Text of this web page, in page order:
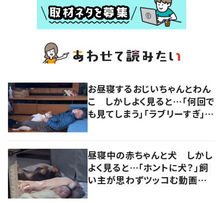
お昼寝するおじいちゃんとわん
こ しかしよく見ると…「何回で
も見てしまう」「ラブリーすぎ」の
昼寝中の赤ちゃんと犬 しかし
よく見ると…「ホントに犬？」飼
い主が思わずツッコむ動画に